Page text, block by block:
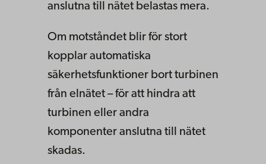
anslutna till nätet belastas mera.
Om motståndet blir för stort
kopplar automatiska
säkerhetsfunktioner bort turbinen
från elnätet – för att hindra att
turbinen eller andra
komponenter anslutna till nätet
skadas.